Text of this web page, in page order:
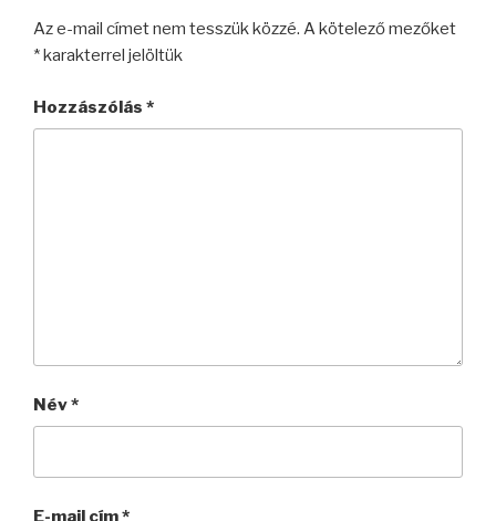
Az e-mail címet nem tesszük közzé. A kötelező mezőket
*karakterrel jelöltük
Hozzászólás *
Név*
E-mail cím*